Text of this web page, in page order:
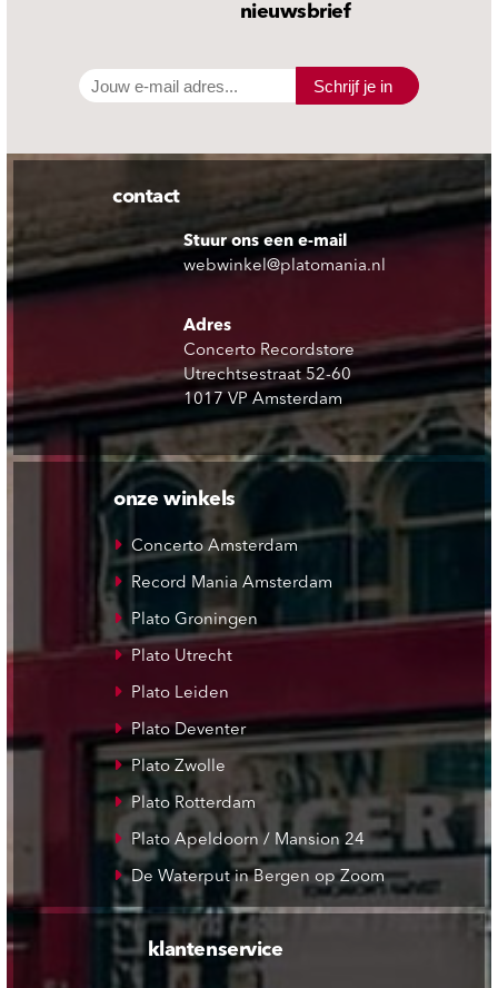
nieuwsbrief
Schrijf je in
contact
Stuur ons een e-mail
webwinkel@platomania.nl
Adres
Concerto Recordstore
Utrechtsestraat 52-60
1017 VP Amsterdam
onze winkels
Concerto Amsterdam
Record Mania Amsterdam
Plato Groningen
Plato Utrecht
Plato Leiden
Plato Deventer
Plato Zwolle
Plato Rotterdam
Plato Apeldoorn / Mansion 24
De Waterput in Bergen op Zoom
klantenservice